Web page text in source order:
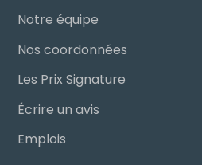
Notre équipe
Nos coordonnées
Les Prix Signature
Écrire un avis
Emplois